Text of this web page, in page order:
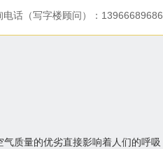
电话（写字楼顾问）：13966689686
质量的优劣直接影响着人们的呼吸